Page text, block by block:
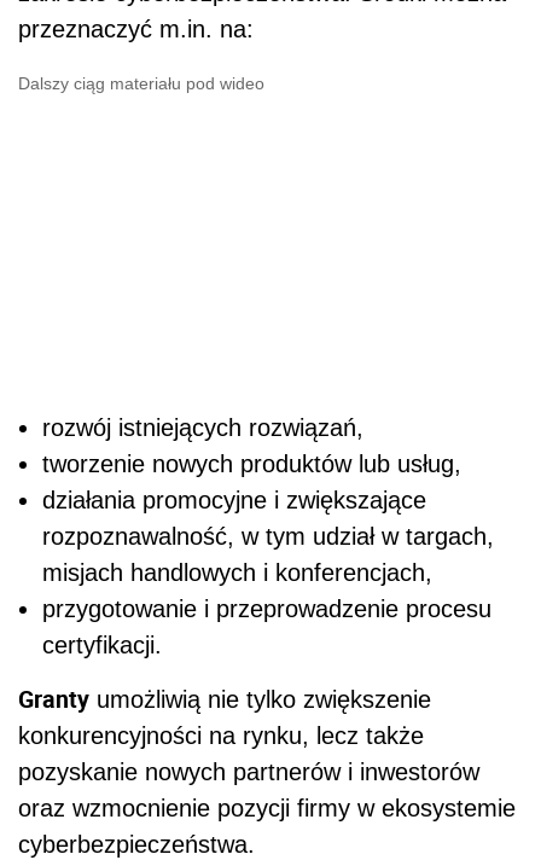
przeznaczyć m.in. na:
Dalszy ciąg materiału pod wideo
rozwój istniejących rozwiązań,
tworzenie nowych produktów lub usług,
działania promocyjne i zwiększające
rozpoznawalność, w tym udział w targach,
misjach handlowych i konferencjach,
przygotowanie i przeprowadzenie procesu
certyfikacji.
Granty umożliwią nie tylko zwiększenie
konkurencyjności na rynku, lecz także
pozyskanie nowych partnerów i inwestorów
oraz wzmocnienie pozycji firmy w ekosystemie
cyberbezpieczeństwa.